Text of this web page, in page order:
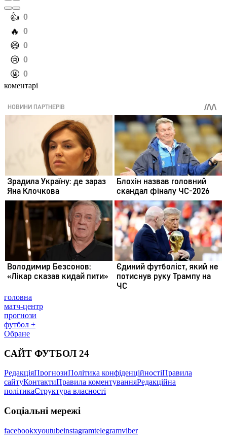
️👍 0
️🔥 0
️😄 0
️😢 0
️🤬 0
коментарі
головна
матч-центр
прогнози
футбол +
Обране
САЙТ ФУТБОЛ 24
РедакціяПрогнозиПолітика конфіденційностіПравила
сайтуКонтактиПравила коментуванняРедакційна
політикаСтруктура власності
Соціальні мережі
facebookxyoutubeinstagramtelegramviber